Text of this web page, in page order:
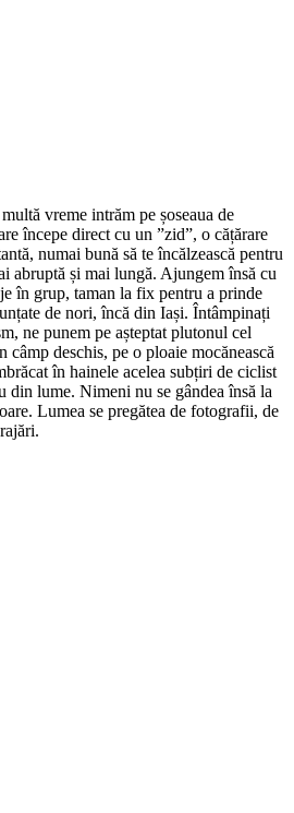
vreme intrăm pe șoseaua de
începe direct cu un ”zid”, o cățărare
numai bună să te încălzească pentru
abruptă și mai lungă. Ajungem însă cu
în grup, taman la fix pentru a prinde
de nori, încă din Iași. Întâmpinați
ne punem pe așteptat plutonul cel
câmp deschis, pe o ploaie mocănească
în hainele acelea subțiri de ciclist
din lume. Nimeni nu se gândea însă la
Lumea se pregătea de fotografii, de